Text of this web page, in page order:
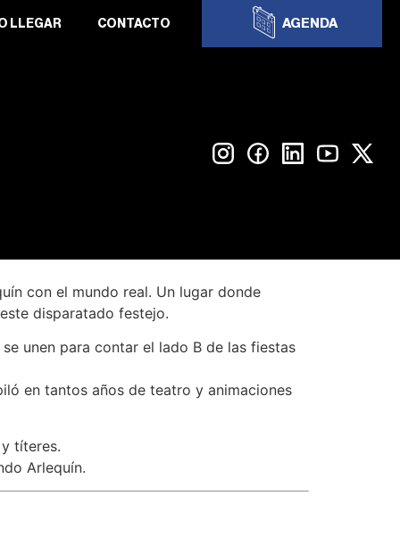
LLEGAR CONTACTO AGENDA
con el mundo real. Un lugar donde
disparatado festejo.
se unen para contar el lado B de las fiestas
en tantos años de teatro y animaciones
títeres.
Arlequín.